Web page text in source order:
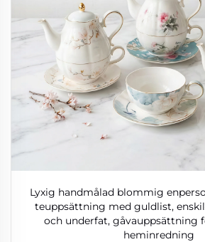
Lyxig handmålad blommig
teuppsättning med guldlist,
och underfat, gåvauppsättning
heminredning